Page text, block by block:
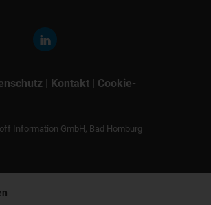
| Kontakt | Cookie-
Information GmbH, Bad Homburg